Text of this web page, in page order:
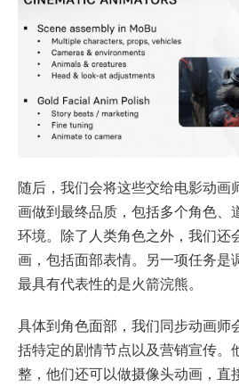
随后，我们会将这些交给电影动画
画做到最终品质，包括多个角色、
环境。除了人类角色之外，我们还
画，包括面部表情。另一项任务是
最具有代表性的是火箭浣熊。
具体到角色面部，我们同步动画师
括特定的剧情节点以及营销宣传。
整，他们还可以做摄像头动画，直